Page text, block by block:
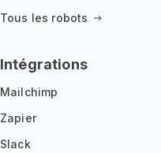
Tous les robots
Intégrations
Mailchimp
Zapier
Slack